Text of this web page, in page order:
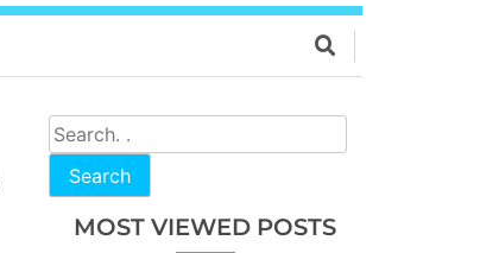
Search
MOST VIEWED POSTS